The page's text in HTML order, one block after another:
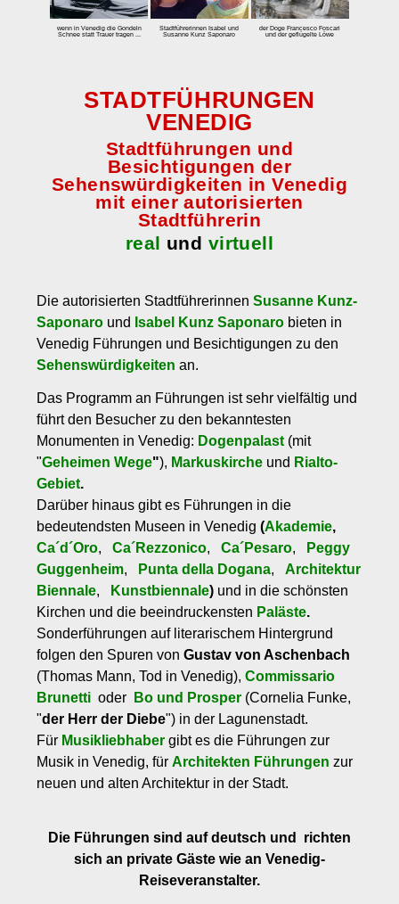
zum Einbuchen
Eintrittspreis Venedig und Eintrittspreise für Museen
Über uns
Kundenmeinungen
wenn in Venedig die Gondeln
Schnee statt Trauer tragen ...
Stadtführerinnen Isabel und
Susanne Kunz Saponaro
der Doge Francesco Foscari
und der geflügelte Löwe
STADTFÜHRUNGEN
VENEDIG
Stadtführungen und
Besichtigungen der
Sehenswürdigkeiten in Venedig
mit einer autorisierten
Stadtführerin
real und virtuell
Die autorisierten Stadtführerinnen Susanne Kunz-
Saponaro und Isabel Kunz Saponaro bieten in
Venedig Führungen und Besichtigungen zu den
Sehenswürdigkeiten an.
Das Programm an Führungen ist sehr vielfältig und
führt den Besucher zu den bekanntesten
Monumenten in Venedig: Dogenpalast (mit
"Geheimen Wege"), Markuskirche und Rialto-
Gebiet.
Darüber hinaus gibt es Führungen in die
bedeutendsten Museen in Venedig (Akademie,
Ca´d´Oro, Ca´Rezzonico, Ca´Pesaro,
Peggy
Guggenheim, Punta della Dogana, Architektur
Biennale, Kunstbiennale) und in die schönsten
Kirchen und die beeindruckensten Paläste.
Sonderführungen auf literarischem Hintergrund
folgen den Spuren von Gustav von Aschenbach
(Thomas Mann, Tod in Venedig), Commissario
Brunetti oder Bo und Prosper (Cornelia Funke,
"der Herr der Diebe") in der Lagunenstadt.
Für Musikliebhaber gibt es die Führungen zur
Musik in Venedig, für Architekten Führungen zur
neuen und alten Architektur in der Stadt.
Die Führungen sind auf deutsch und richten
sich an private Gäste wie an Venedig-
Reiseveranstalter.